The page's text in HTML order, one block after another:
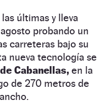
últimas y lleva
probando un
carreteras bajo su
nueva tecnología se
Cabanellas, en la
de 270 metros de